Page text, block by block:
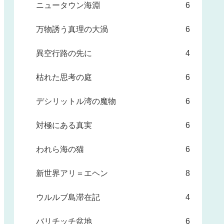
ニュータウン海淵 6
万物誘う真理の大渦 6
異空行路の先に 4
枯れた思考の庭 6
デシリットル湾の魔物 6
対極にある真実 6
われら海の猫 6
新世界アリ＝エヘン 8
ウルルブ島滞在記 4
バリチッチ盆地 6